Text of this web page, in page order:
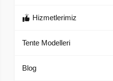
Hizmetlerimiz
Tente Modelleri
Blog